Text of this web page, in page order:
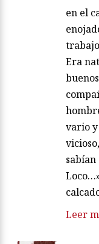
en el
Era
vario
Leer